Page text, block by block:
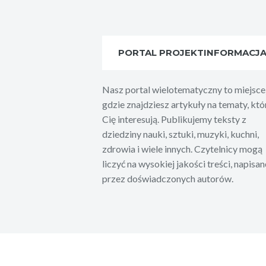
PORTAL PROJEKTINFORMACJA
Nasz portal wielotematyczny to miejsce,
gdzie znajdziesz artykuły na tematy,
Cię interesują. Publikujemy teksty z
dziedziny nauki, sztuki, muzyki, kuchni,
zdrowia i wiele innych. Czytelnicy mogą
liczyć na wysokiej jakości treści,
przez doświadczonych autorów.